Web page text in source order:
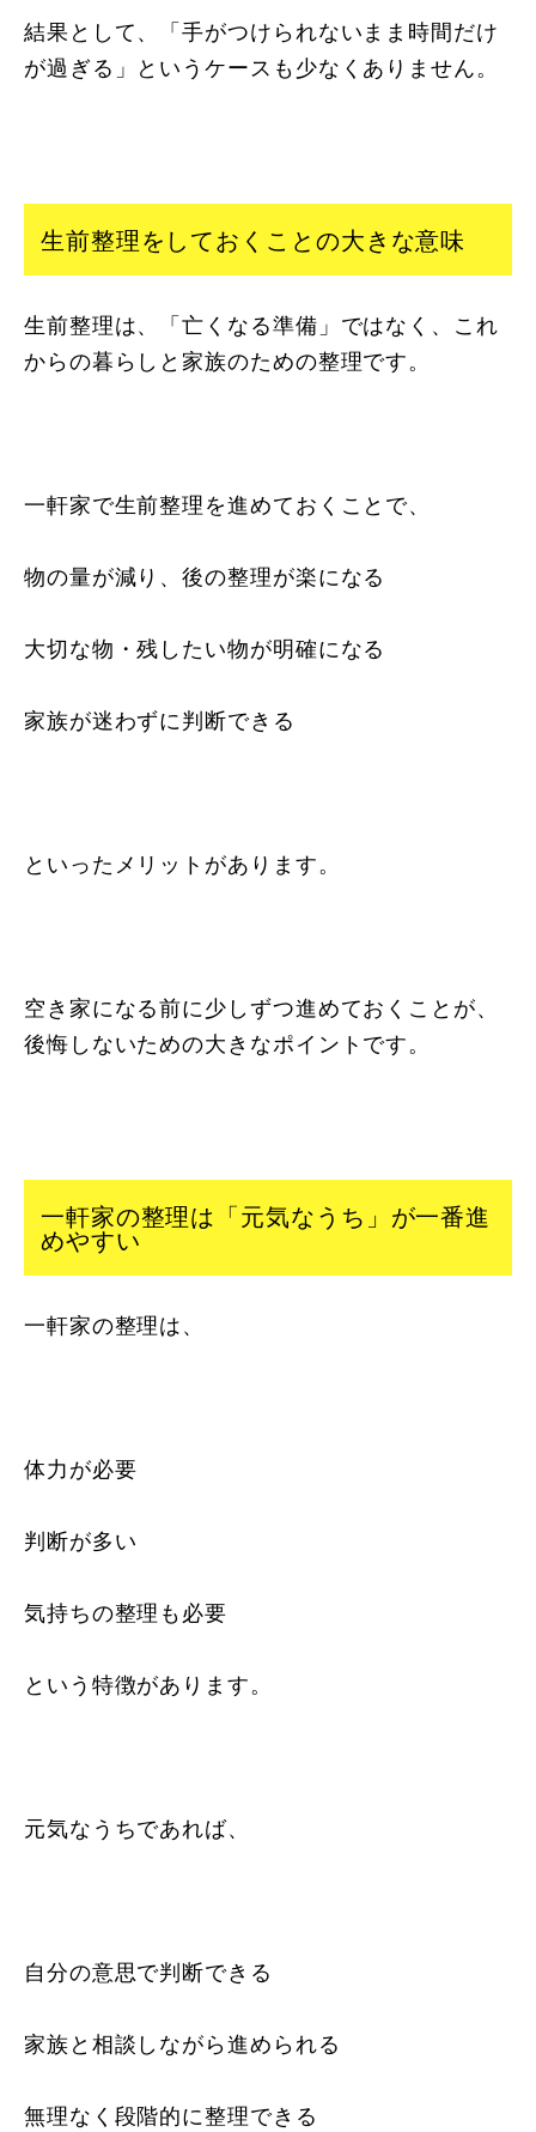
結果として、「手がつけられないまま時間だけ
が過ぎる」というケースも少なくありません。
生前整理をしておくことの大きな意味
生前整理は、「亡くなる準備」ではなく、これ
からの暮らしと家族のための整理です。
一軒家で生前整理を進めておくことで、
物の量が減り、後の整理が楽になる
大切な物・残したい物が明確になる
家族が迷わずに判断できる
といったメリットがあります。
空き家になる前に少しずつ進めておくことが、
後悔しないための大きなポイントです。
一軒家の整理は「元気なうち」が一番進
めやすい
一軒家の整理は、
体力が必要
判断が多い
気持ちの整理も必要
という特徴があります。
元気なうちであれば、
自分の意思で判断できる
家族と相談しながら進められる
無理なく段階的に整理できる